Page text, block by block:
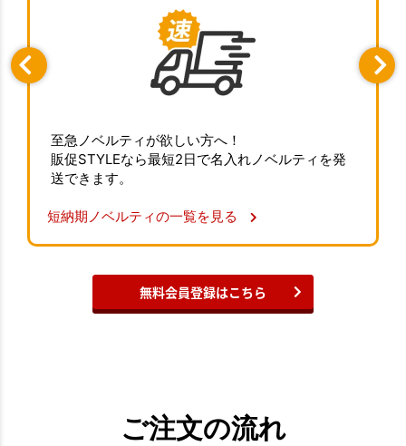
至急ノベルティが欲しい方へ！
販促STYLEなら最短2日で名入れノベルティを発
送できます。
短納期ノベルティの一覧を見る
無料会員登録はこちら
ご注文の流れ